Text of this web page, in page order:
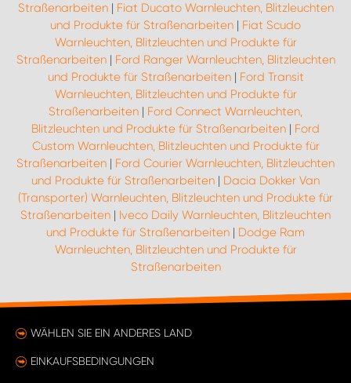
Straßenarbeiten| Fiat Ducato Warnleuchten, Blitzleuchten
und Produkte für Straßenarbeiten | Fiat Scudo
Warnleuchten, Blitzleuchten und Produkte für
Straßenarbeiten| Ford Ranger Warnleuchten, Blitzleuchten
und Produkte für Straßenarbeiten| Ford Transit
Warnleuchten, Blitzleuchten und Produkte für
Straßenarbeiten | Ford Connect Warnleuchten,
Blitzleuchten und Produkte für Straßenarbeiten | Ford
Custom Warnleuchten, Blitzleuchten und Produkte für
Straßenarbeiten | Ford Courier Warnleuchten, Blitzleuchten
und Produkte für Straßenarbeiten | Dacia Dokker Van
(Transporter) Warnleuchten, Blitzleuchten und Produkte für
Straßenarbeiten | Iveco Daily Warnleuchten, Blitzleuchten
und Produkte für Straßenarbeiten | Dodge Ram
Warnleuchten, Blitzleuchten und Produkte für
Straßenarbeiten
WÄHLEN SIE EIN ANDERES LAND
EINKAUFSBEDINGUNGEN